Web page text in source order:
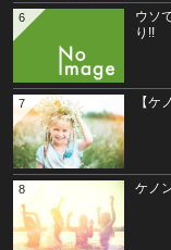
ウソ
り!!
6
【ケ
7
ケノ
8